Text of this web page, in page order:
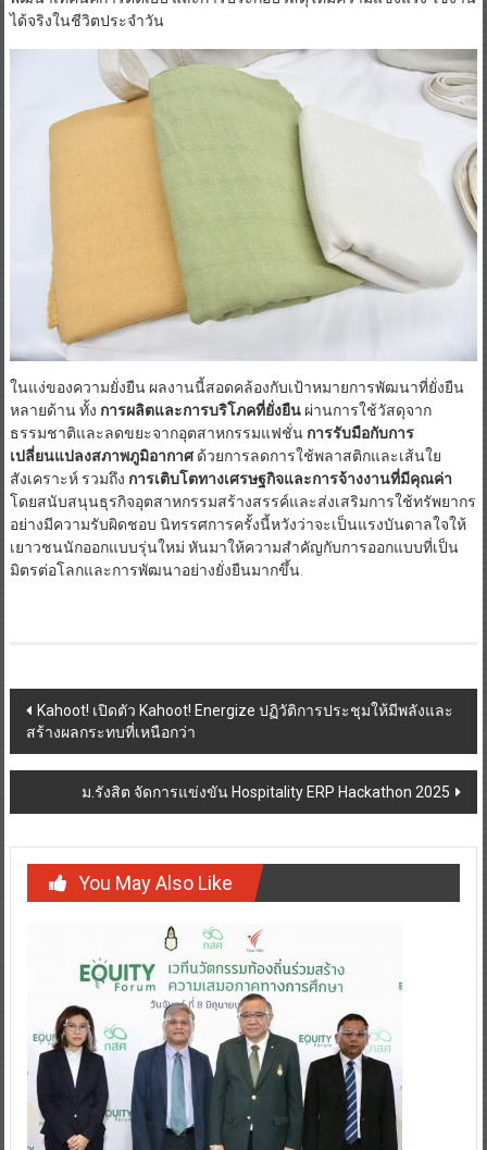
ได้จริงในชีวิตประจำวัน
ในแง่ของความยั่งยืน ผลงานนี้สอดคล้องกับเป้าหมายการพัฒนาที่ยั่งยืน
หลายด้าน ทั้ง การผลิตและการบริโภคที่ยั่งยืนผ่านการใช้วัสดุจาก
ธรรมชาติและลดขยะจากอุตสาหกรรมแฟชั่น การรับมือกับการ
เปลี่ยนแปลงสภาพภูมิอากาศด้วยการลดการใช้พลาสติกและเส้นใย
สังเคราะห์ รวมถึง การเติบโตทางเศรษฐกิจและการจ้างงานที่มีคุณค่า
โดยสนับสนุนธุรกิจอุตสาหกรรมสร้างสรรค์และส่งเสริมการใช้ทรัพยากร
อย่างมีความรับผิดชอบ นิทรรศการครั้งนี้หวังว่าจะเป็นแรงบันดาลใจให้
เยาวชนนักออกแบบรุ่นใหม่ หันมาให้ความสำคัญกับการออกแบบที่เป็น
มิตรต่อโลกและการพัฒนาอย่างยั่งยืนมากขึ้น.
Post
navigation
Kahoot! เปิดตัว Kahoot! Energize ปฏิวัติการประชุมให้มีพลังและ
สร้างผลกระทบที่เหนือกว่า
ม.รังสิต จัดการแข่งขัน Hospitality ERP Hackathon 2025
You May Also Like